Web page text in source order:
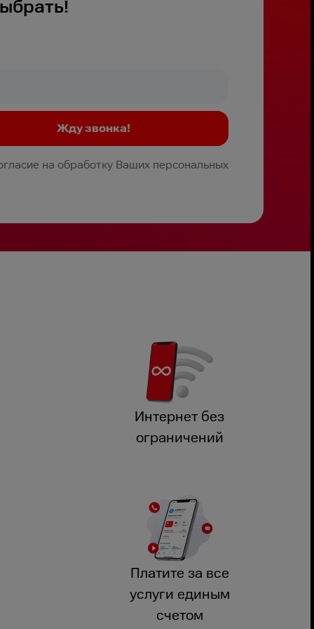
на обработку Ваших персональных
Интернет без
ограничений
Платите за все
услуги единым
счетом